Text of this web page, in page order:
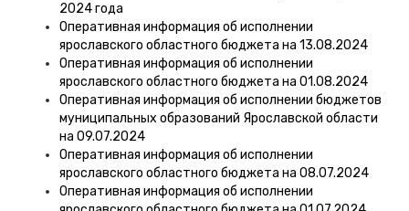
2024 года
Оперативная информация об исполнении
ярославского областного бюджета на 13.08.2024
Оперативная информация об исполнении
ярославского областного бюджета на 01.08.2024
Оперативная информация об исполнении бюджетов
муниципальных образований Ярославской области
на 09.07.2024
Оперативная информация об исполнении
ярославского областного бюджета на 08.07.2024
Оперативная информация об исполнении